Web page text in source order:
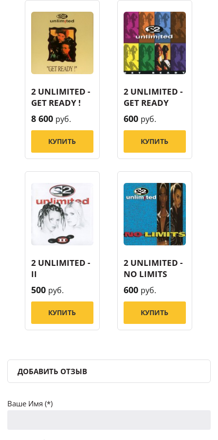
2 UNLIMITED -
GET READY !
8 600 руб.
КУПИТЬ
2 UNLIMITED -
GET READY
600 руб.
КУПИТЬ
2 UNLIMITED -
II
500 руб.
КУПИТЬ
2 UNLIMITED -
NO LIMITS
600 руб.
КУПИТЬ
ДОБАВИТЬ ОТЗЫВ
Ваше Имя (*)